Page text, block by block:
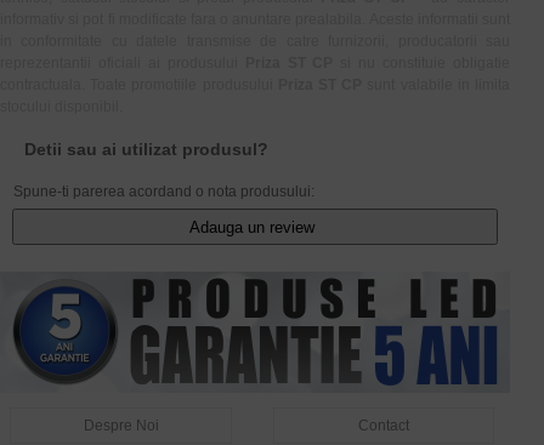
Detii sau ai utilizat produsul?
Spune-ti parerea acordand o nota produsului:
Adauga un review
Despre Noi Contact